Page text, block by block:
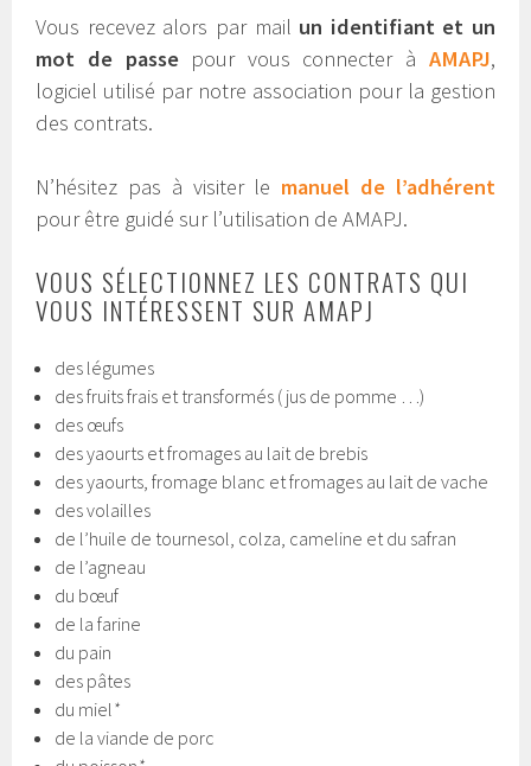
Vous recevez alors par mail un identifiant et un
mot de passepour vous connecter à AMAPJ,
logiciel utilisé par notre association pour la gestion
des contrats.
N’hésitez pas à visiter le manuel de l’adhérent
pour être guidé sur l’utilisation de AMAPJ.
VOUS SÉLECTIONNEZ LES CONTRATS QUI
VOUS INTÉRESSENT SUR AMAPJ
des légumes
des fruits frais et transformés ( jus de pomme …)
des œufs
des yaourts et fromages au lait de brebis
des yaourts, fromage blanc et fromages au lait de vache
des volailles
de l’huile de tournesol, colza, cameline et du safran
de l’agneau
du bœuf
de la farine
du pain
des pâtes
du miel *
de la viande de porc